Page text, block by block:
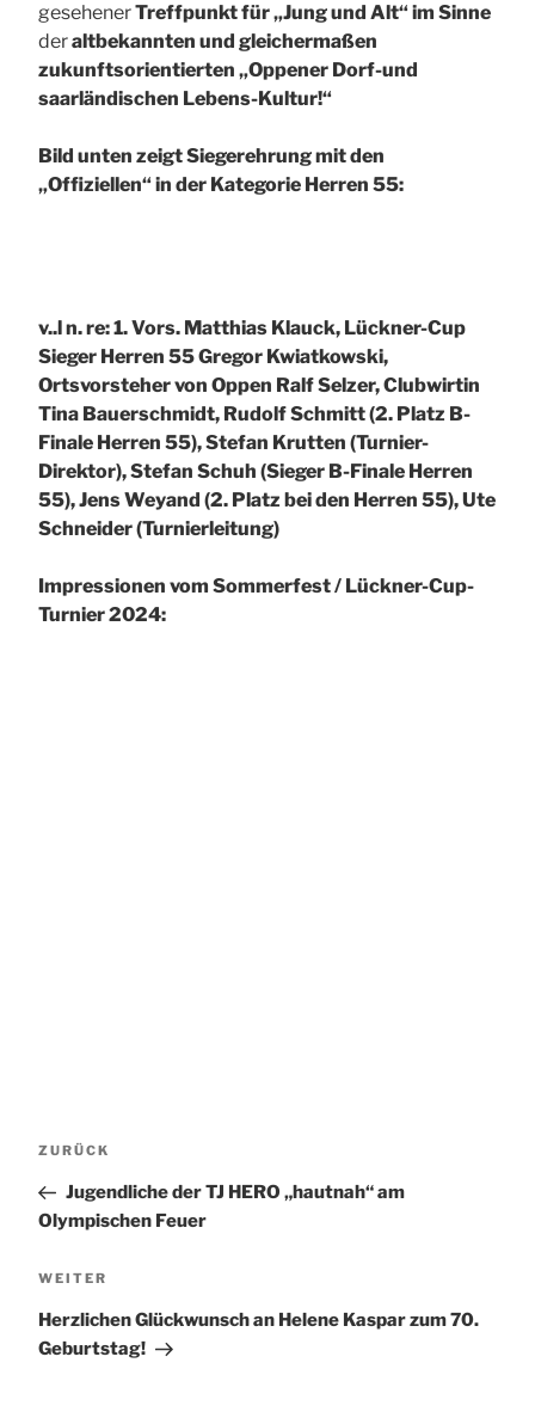
gesehenerTreffpunkt für „Jung und Alt“ im Sinne
deraltbekannten und gleichermaßen
zukunftsorientierten „Oppener Dorf-und
saarländischen Lebens-Kultur!“
Bild unten zeigt Siegerehrung mit den
„Offiziellen“ in der Kategorie Herren 55:
v..l n. re: 1. Vors. Matthias Klauck, Lückner-Cup
Sieger Herren 55 Gregor Kwiatkowski,
Ortsvorsteher von Oppen Ralf Selzer, Clubwirtin
Tina Bauerschmidt, Rudolf Schmitt (2. Platz B-
Finale Herren 55), Stefan Krutten (Turnier-
Direktor), Stefan Schuh (Sieger B-Finale Herren
55), Jens Weyand (2. Platz bei den Herren 55), Ute
Schneider (Turnierleitung)
Impressionen vom Sommerfest / Lückner-Cup-
Turnier 2024:
Vorheriger
ZURÜCK
Jugendliche der TJ HERO „hautnah“ am
Olympischen Feuer
Nächster
WEITER
Herzlichen Glückwunsch an Helene Kaspar zum 70.
Geburtstag!